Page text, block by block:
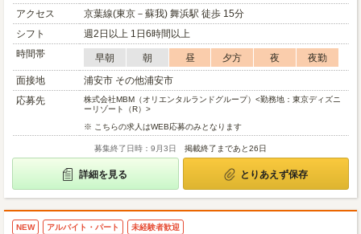
アクセス
京葉線(東京－蘇我) 舞浜駅 徒歩 15分
シフト
週2日以上 1日6時間以上
時間帯
早朝 朝 昼 夕方 夜
夜勤
面接地
浦安市 その他浦安市
応募先
株式会社MBM（オリエンタルランドグループ）<勤務地：東京ディズニ
ーリゾート（R）>
※ こちらの求人はWEB応募のみとなります
募集終了日時：9月3日 掲載終了まであと26日
詳細を見る とりあえず保存
NEW アルバイト・パート 未経験者歓迎